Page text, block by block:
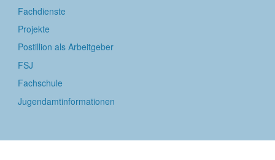
Fachdienste
Projekte
Postillion als Arbeitgeber
FSJ
Fachschule
Jugendamtinformationen